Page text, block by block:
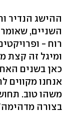
ההישג הנדיר
השניים,
רוח -
ומיגל זה קצת
כאן בשנים
אנחנו מקווים
משהו טוב.
בצורה